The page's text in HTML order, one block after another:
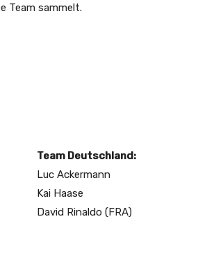
Team sammelt.
Team Deutschland:
Luc Ackermann
Kai Haase
David Rinaldo (FRA)